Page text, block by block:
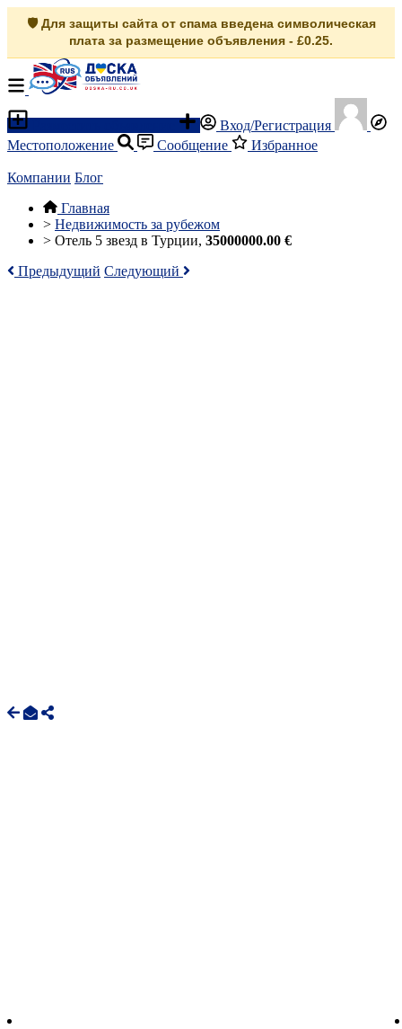
🛡️ Для защиты сайта от спама введена символическая
плата за размещение объявления - £0.25.
Вход/Регистрация
Местоположение
Сообщение Избранное
Компании Блог
Главная
> Недвижимость за рубежом
> Отель 5 звезд в Турции, 35000000.00 €
Предыдущий Следующий